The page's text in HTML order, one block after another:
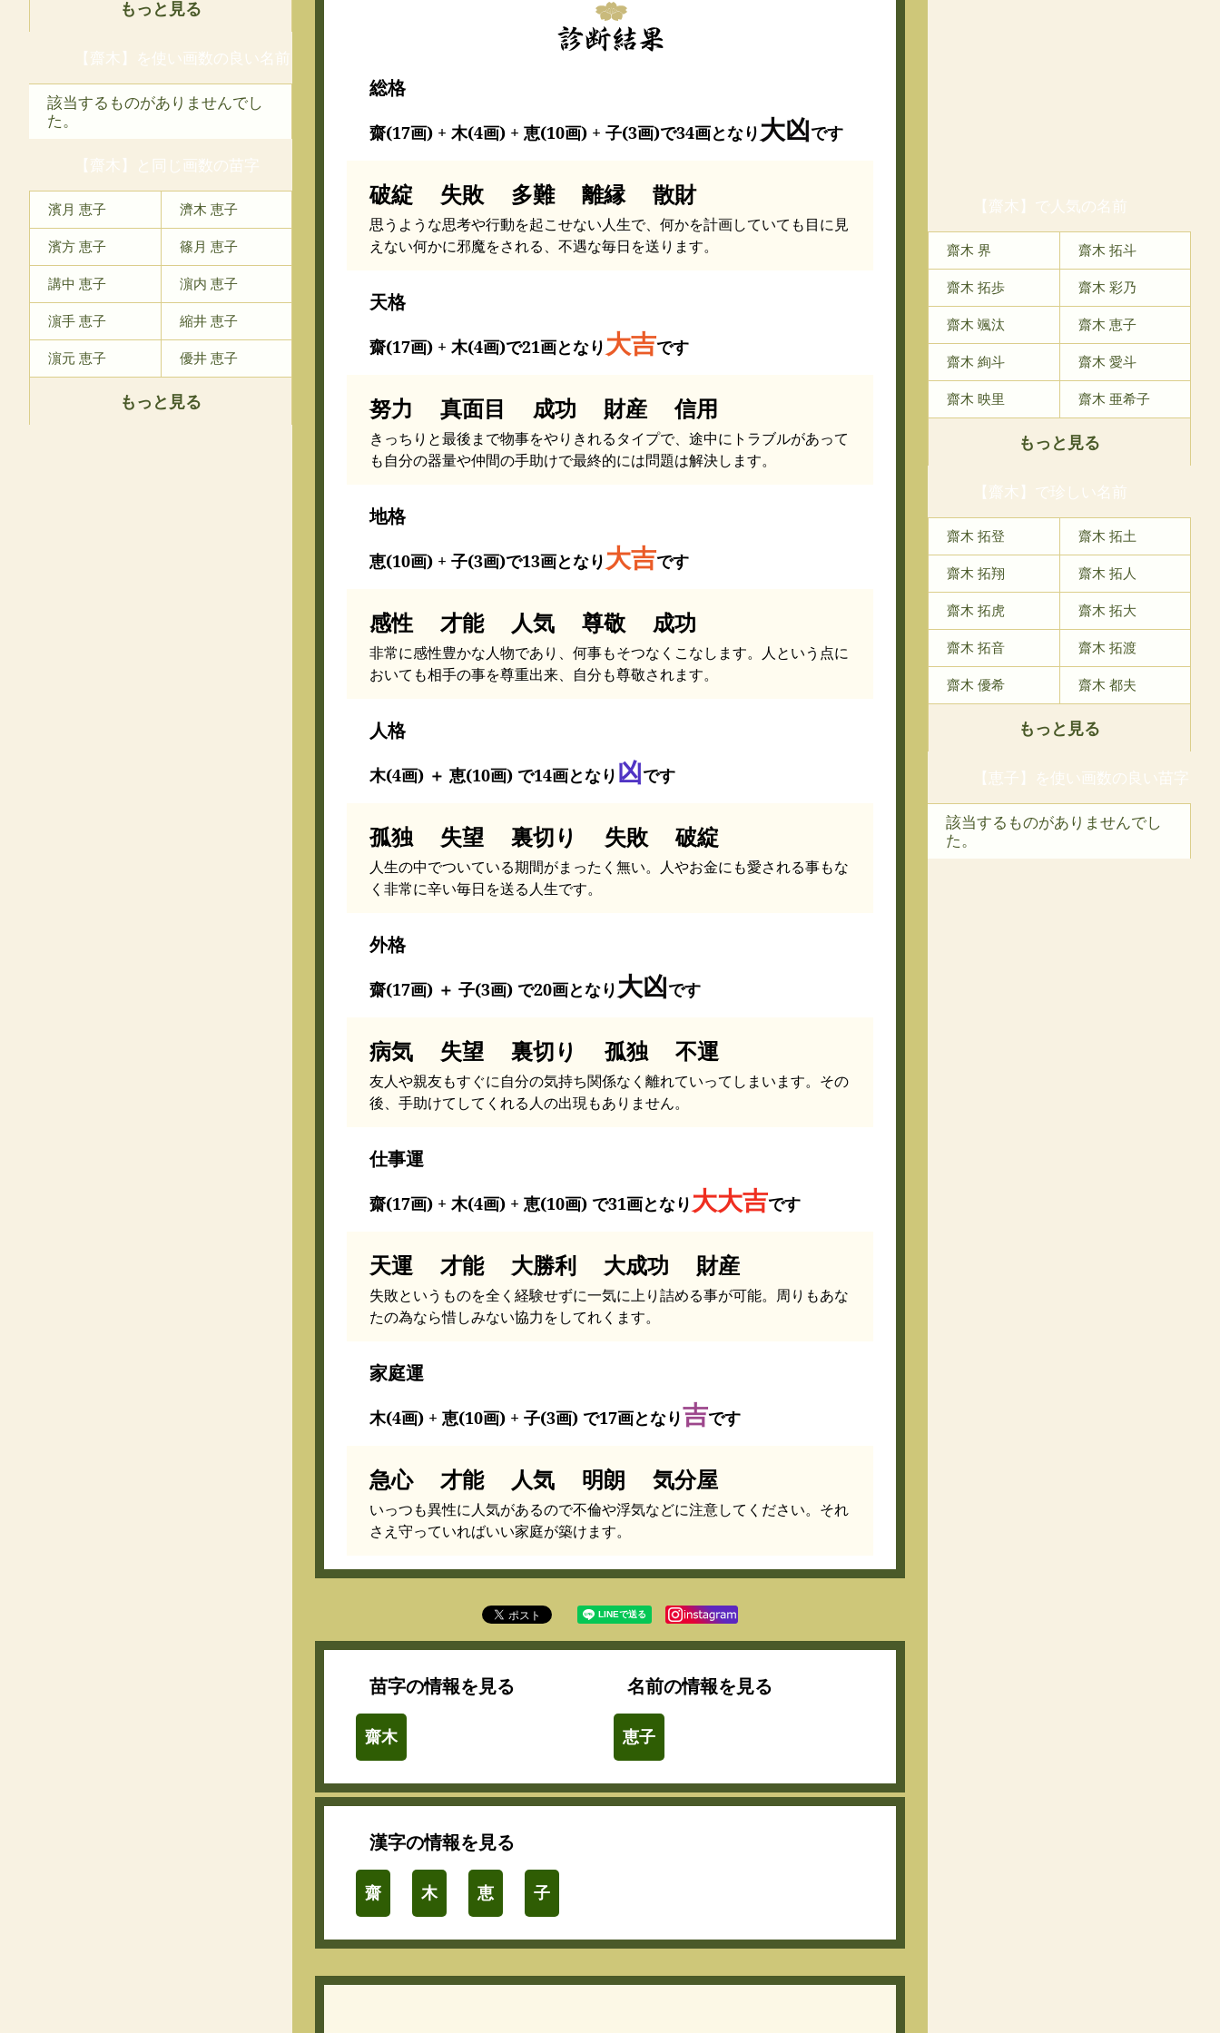
もっと見る
【齋木】を使い画数の良い名前
該当するものがありませんでし
た。
【齋木】と同じ画数の苗字
濱月 恵子 濟木 恵子
濱方 恵子 篠月 恵子
講中 恵子 濵内 恵子
濵手 恵子 縮井 恵子
濵元 恵子 優井 恵子
もっと見る
総格
齋(17画) + 木(4画) + 恵(10画) + 子(3画)で34画となり 大凶です
破綻 失敗 多難 離縁 散財
思うような思考や行動を起こせない人生で、何かを計画していても目に見
えない何かに邪魔をされる、不遇な毎日を送ります。
天格
齋(17画) + 木(4画)で21画となり 大吉です
努力 真面目 成功 財産 信用
きっちりと最後まで物事をやりきれるタイプで、途中にトラブルがあって
も自分の器量や仲間の手助けで最終的には問題は解決します。
地格
恵(10画) + 子(3画)で13画となり 大吉です
感性 才能 人気 尊敬 成功
非常に感性豊かな人物であり、何事もそつなくこなします。人という点に
おいても相手の事を尊重出来、自分も尊敬されます。
人格
木(4画) ＋ 恵(10画) で14画となり 凶です
孤独 失望 裏切り 失敗 破綻
人生の中でついている期間がまったく無い。人やお金にも愛される事もな
く非常に辛い毎日を送る人生です。
外格
齋(17画) ＋ 子(3画) で20画となり 大凶です
病気 失望 裏切り 孤独 不運
友人や親友もすぐに自分の気持ち関係なく離れていってしまいます。その
後、手助けてしてくれる人の出現もありません。
仕事運
齋(17画) + 木(4画) + 恵(10画) で31画となり 大大吉です
天運 才能 大勝利 大成功 財産
失敗というものを全く経験せずに一気に上り詰める事が可能。周りもあな
たの為なら惜しみない協力をしてれくます。
家庭運
木(4画) + 恵(10画) + 子(3画) で17画となり吉です
急心 才能 人気 明朗 気分屋
いっつも異性に人気があるので不倫や浮気などに注意してください。それ
さえ守っていればいい家庭が築けます。
苗字の情報を見る
齋木
名前の情報を見る
恵子
漢字の情報を見る
齋 木 恵 子
【齋木】で人気の名前
齋木 界 齋木 拓斗
齋木 拓歩 齋木 彩乃
齋木 颯汰 齋木 恵子
齋木 絢斗 齋木 愛斗
齋木 映里 齋木 亜希子
もっと見る
【齋木】で珍しい名前
齋木 拓登 齋木 拓土
齋木 拓翔 齋木 拓人
齋木 拓虎 齋木 拓大
齋木 拓音 齋木 拓渡
齋木 優希 齋木 都夫
もっと見る
【恵子】を使い画数の良い苗字
該当するものがありませんでし
た。